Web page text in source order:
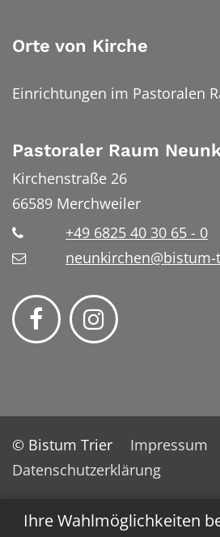
Ihre Wahlmöglichkeiten
Orte von Kirche
Einrichtungen im Pastoralen
Pastoraler Raum
Kirchenstraße 26
66589 Merchweiler
+49 6825 40 30 65 - 0
© Bistum Trier
Impressum
Datenschutzerklärung